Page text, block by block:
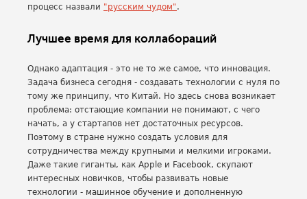
процесс назвали "русским чудом".
Лучшее время для коллабораций
Однако адаптация - это не то же самое, что инновация.
Задача бизнеса сегодня - создавать технологии с нуля по
тому же принципу, что Китай. Но здесь снова возникает
проблема: отстающие компании не понимают, с чего
начать, а у стартапов нет достаточных ресурсов.
Поэтому в стране нужно создать условия для
сотрудничества между крупными и мелкими игроками.
Даже такие гиганты, как Apple и Facebook, скупают
интересных новичков, чтобы развивать новые
технологии - машинное обучение и дополненную